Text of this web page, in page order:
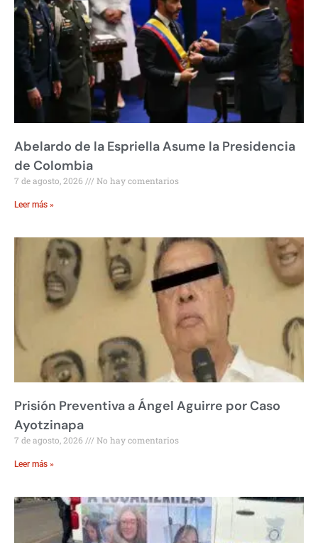
Abelardo de la Espriella Asume la Presidencia
de Colombia
7 de agosto, 2026 No hay comentarios
Leer más »
Prisión Preventiva a Ángel Aguirre por Caso
Ayotzinapa
7 de agosto, 2026 No hay comentarios
Leer más »